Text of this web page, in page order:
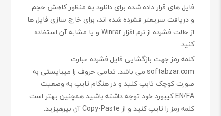
فایل های قرار داده شده برای دانلود به منظور کاهش حجم
و دریافت سریعتر فشرده شده اند، برای خارج سازی فایل ها
از حالت فشرده از نرم افزار Winrar و یا مشابه آن استفاده
کنید.
کلمه رمز جهت بازگشایی فایل فشرده عبارت
softabzar.com می باشد. تمامی حروف را میبایستی به
صورت کوچک تایپ کنید و در هنگام تایپ به وضعیت
EN/FA کیبورد خود توجه داشته باشید همچنین بهتر است
کلمه رمز را تایپ کنید و از Copy-Paste آن بپرهیزید.